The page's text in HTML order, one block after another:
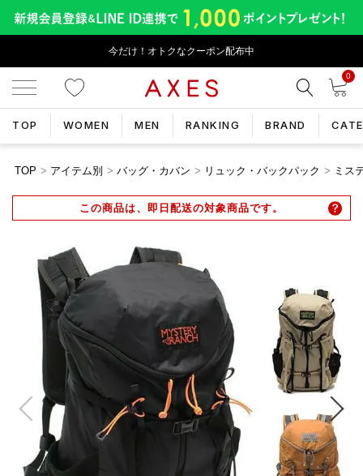
今だけ！オトクなクーポン配布中
0
TOP WOMEN MEN RANKING BRAND
TOP アイテム別 バッグ・カバン リュック・バックパック ミス
この商品は、即日配送の対象商品です。